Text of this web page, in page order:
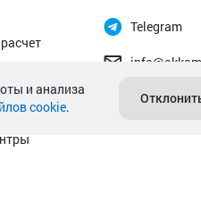
Telegram
и анализа
cookie.